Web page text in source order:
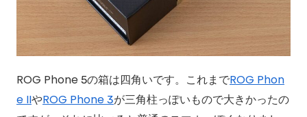
ROG Phone 5の箱は四角いです。これまでROG Phon
e IIやROG Phone 3が三角柱っぽいもので大きかったの